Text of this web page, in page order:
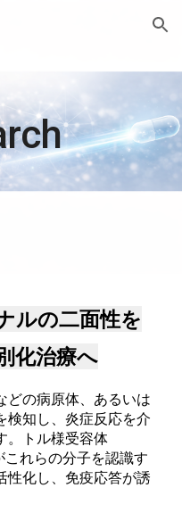
Skip to navigation
ルの二面性を
化治療へ
どの病原体、あるいは
検知し、炎症反応を介
。トル様受容体
これらの分子を認識す
性化し、免疫応答が誘